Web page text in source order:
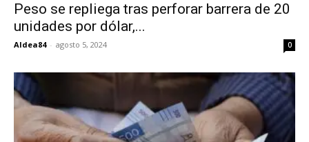
Peso se repliega tras perforar barrera de 20
unidades por dólar,...
Aldea84 - agosto 5, 2024 0